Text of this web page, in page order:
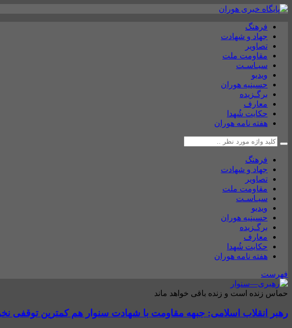
فرهنگ
جهاد و شهادت
تصاویر
مقاومت ملت
سیـاسـت
ویدیو
حسینیه هوران
برگـزیده
معارف
حکایت شُهدا
هفته نامه هوران
فرهنگ
جهاد و شهادت
تصاویر
مقاومت ملت
سیـاسـت
ویدیو
حسینیه هوران
برگـزیده
معارف
حکایت شُهدا
هفته نامه هوران
فهرست
حماس زنده است و زنده باقی خواهد ماند
رهبر انقلاب اسلامی: جبهه مقاومت با شهادت سنوار هم کمترین توقفی